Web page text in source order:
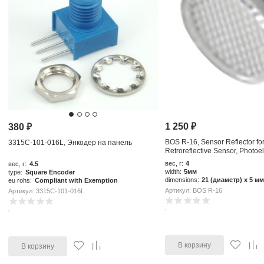
380₽
3315C-101-016L, Энкодер на панель
вес, г: 4.5
type: Square Encoder
eu rohs: Compliant with Exemption
Артикул: 3315C-101-016L
В корзину
1 250 ₽
BOS R-16, Sensor Reflector
Retroreflective Sensor,
21 (Dia.
вес, г: 4
width: 5мм
dimensions: 21 (диаметр) x 5 мм
Артикул: BOS R-16
В корзину